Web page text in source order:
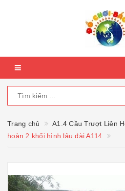
Trang chủ A1.4 Cầu Trượt Liên
hoàn 2 khối hình lâu đài A114